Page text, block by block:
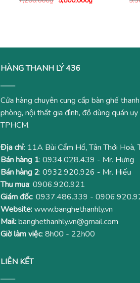
gốc hiện
HÀNG THANH LÝ 436
Cửa hàng chuyên cung cấp bàn ghế
phòng, nội thất gia đình, đồ dùng quán
TPHCM.
Địa chỉ: 11A Bùi Cẩm Hổ, Tân Thới Hoà,
Bán hàng 1: 0934.028.439 - Mr. Hưng
Bán hàng 2: 0932.920.926 - Mr. Hiếu
Thu mua: 0906.920.921
Giám đốc: 0937.486.339 -
Website:www.banghethanhly.vn
Mail:banghethanhly.vn@gmail.com
Giờ làm việc: 8h00 - 22h00
LIÊN KẾT